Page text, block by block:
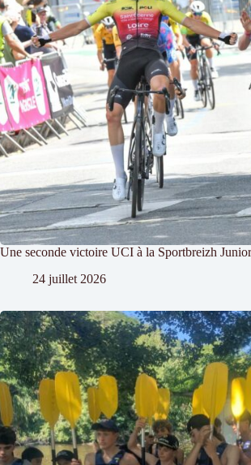
Une seconde victoire UCI à la Sportbreizh Junior
24 juillet 2026